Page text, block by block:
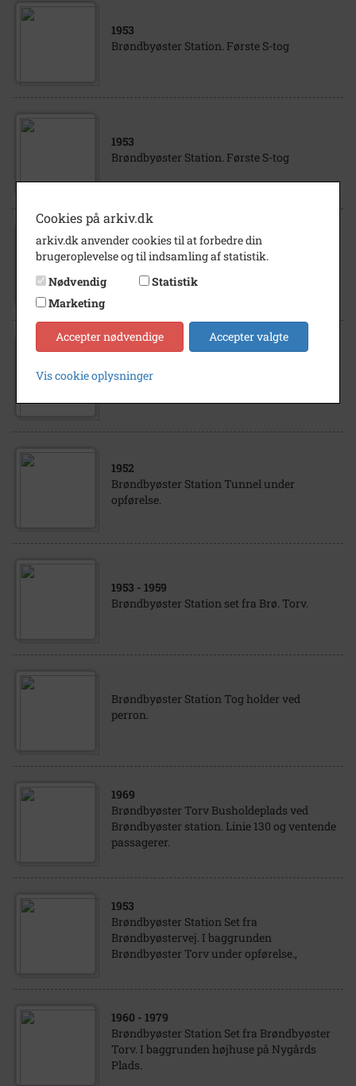
1953
Brøndbyøster Station. Første S-tog
1953
Brøndbyøster Station. Første S-tog
1953
Brøndbyøster Station Set fra Gillesager.
1952
Brøndbyøster Station Tunnel under
opførelse.
1953 - 1959
Brøndbyøster Station set fra Brø. Torv.
Brøndbyøster Station Tog holder ved
perron.
1969
Brøndbyøster Torv Busholdeplads ved
Brøndbyøster station. Linie 130 og ventende
passagerer.
1953
Brøndbyøster Station Set fra
Brøndbyøstervej. I baggrunden
Brøndbyøster Torv under opførelse.,
1960 - 1979
Brøndbyøster Station Set fra Brøndbyøster
Torv. I baggrunden højhuse på Nygårds
Plads.
Cookies på arkiv.dk
arkiv.dk anvender cookies til at forbedre din
brugeroplevelse og til indsamling af statistik.
Nødvendig
Statistik
Marketing
Accepter nødvendige Accepter valgte
Vis cookie oplysninger